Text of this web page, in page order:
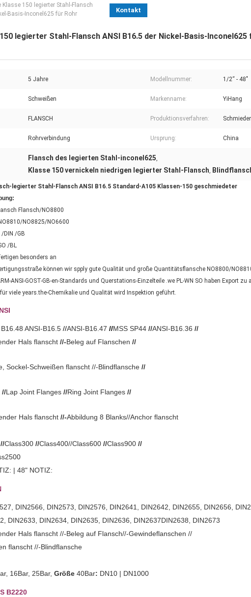
Klasse 150 legierter Stahl-Flansch
Basis-Inconel625 für Rohr
Kontakt
legierter Stahl-Flansch ANSI B16.5 der Nickel-Basis-Inconel625
5 Jahre Modellnummer: 1/2“ - 48"
Schweißen Markenname: YiHang
FLANSCH Produktionsverfahren:
Rohrverbindung Ursprung: China
Flansch des legierten Stahl-inconel625,
Klasse 150 vernickeln niedrigen legierter Stahl-Flansch,
legierter Stahl-Flansch ANSI B16.5 Standard-A105 Klassen-150 geschmiedeter
Flansch/NO8800
NO8825/NO6600
DIN /GB
/BL
besonders an
können wir spply gute Qualität und große Quantitätsflansche NO8800/
ANSI-GOST-GB-en-Standards und Querstations-Einzelteile .we PL-WN SO haben Export
viele years.the-Chemikalie und Qualität wird Inspektion geführt.
ANSI-B16.5 //ANSI-B16.47 //MSS SP44 //ANSI-B16.36 //
Hals flanscht //-Beleg auf Flanschen //
Sockel-Schweißen flanscht //-Blindflansche //
//Lap Joint Flanges //Ring Joint Flanges //
Hals flanscht //-Abbildung 8 Blanks//Anchor flanscht
//Class300 //Class400//Class600 //Class900 //
| 48" NOTIZ:
DIN2566, DIN2573, DIN2576, DIN2641, DIN2642, DIN2655, DIN2656,
DIN2633, DIN2634, DIN2635, DIN2636, DIN2637DIN2638, DIN2673
Hals flanscht //-Beleg auf Flansch//-Gewindeflanschen //
flanscht //-Blindflansche
16Bar, 25Bar, Größe 40Bar: DN10 | DN1000
B2220